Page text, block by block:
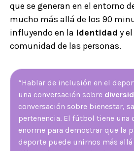
que se generan en el entorno
mucho más allá de los 90
influyendo en la identidad y
comunidad de las personas.
“Hablar de inclusión en el
una conversación sobre
conversación sobre bienestar,
pertenencia. El fútbol tiene una
enorme para demostrar que la
deporte puede unirnos más